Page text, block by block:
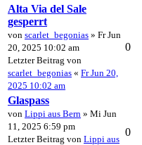
Alta Via del Sale
gesperrt
von scarlet_begonias » Fr Jun
20, 2025 10:02 am
Letzter Beitrag von
scarlet_begonias « Fr Jun 20,
2025 10:02 am
0
Glaspass
von Lippi aus Bern » Mi Jun
11, 2025 6:59 pm
Letzter Beitrag von Lippi aus
0